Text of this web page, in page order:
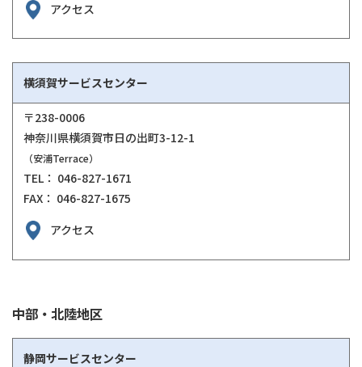
アクセス
横須賀サービスセンター
〒238-0006
神奈川県横須賀市日の出町3-12-1
（安浦Terrace）
TEL： 046-827-1671
FAX： 046-827-1675
アクセス
中部・北陸地区
静岡サービスセンター